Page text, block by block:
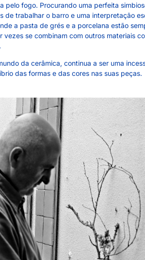
pelo fogo. Procurando uma perfeita
de trabalhar o barro e uma interpretação
a pasta de grés e a porcelana estão
vezes se combinam com outros materiais
da cerâmica, continua a ser uma
das formas e das cores nas suas peças.